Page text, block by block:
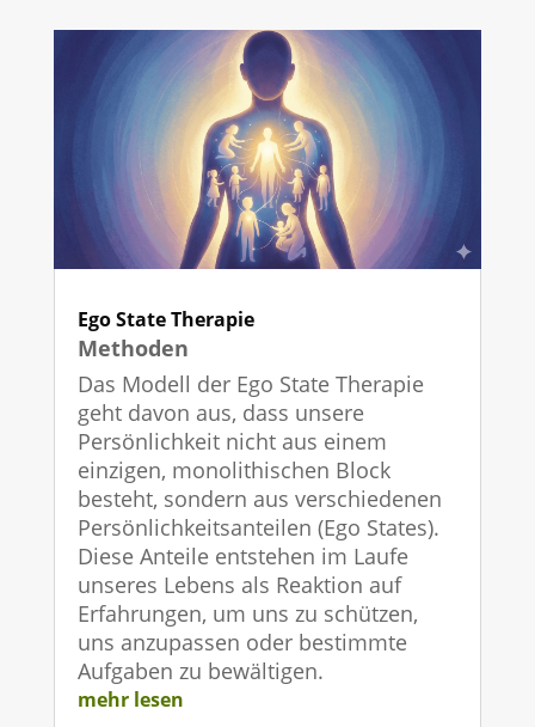
Ego State Therapie
Methoden
Das Modell der Ego State Therapie
geht davon aus, dass unsere
Persönlichkeit nicht aus einem
einzigen, monolithischen Block
besteht, sondern aus verschiedenen
Persönlichkeitsanteilen (Ego States).
Diese Anteile entstehen im Laufe
unseres Lebens als Reaktion auf
Erfahrungen, um uns zu schützen,
uns anzupassen oder bestimmte
Aufgaben zu bewältigen.
mehr lesen